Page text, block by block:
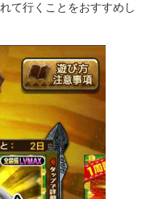
て行くことをおすすめし